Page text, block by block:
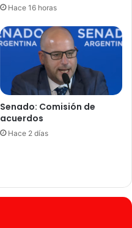
Hace 16 horas
Senado: Comisión de
acuerdos
Hace 2 días